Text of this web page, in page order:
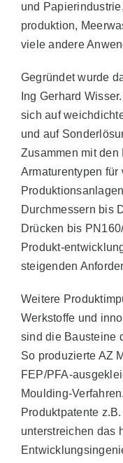
und
produktion,
viele andere
Gegründet wurde
Ing Gerhard
sich auf
und auf
Zusammen mit
Armaturentypen für
Durchmessern bis
Drücken bis
Produkt-
steigenden
Weitere
Werkstoffe und
sind die Bausteine
So produzierte AZ
FEP/PFA-
Moulding-
Produktpatente
unterstreichen das